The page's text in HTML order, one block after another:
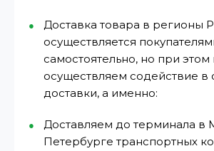
Доставка товара в регионы
осуществляется
самостоятельно, но при
осуществляем содействие в
доставки, а именно:
Доставляем до терминала в
Петербурге транспортных